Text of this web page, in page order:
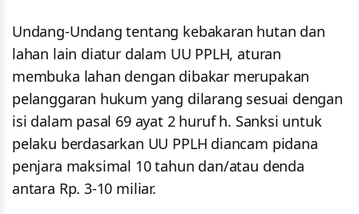
Undang-Undang tentang kebakaran hutan dan
lahan lain diatur dalam UU PPLH, aturan
membuka lahan dengan dibakar merupakan
pelanggaran hukum yang dilarang sesuai dengan
isi dalam pasal 69 ayat 2 huruf h. Sanksi untuk
pelaku berdasarkan UU PPLH diancam pidana
penjara maksimal 10 tahun dan/atau denda
antara Rp. 3-10 miliar.